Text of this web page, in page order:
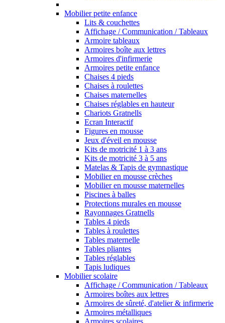
Mobilier petite enfance
Lits & couchettes
Affichage / Communication / Tableaux
Armoire tableaux
Armoires boîte aux lettres
Armoires d'infirmerie
Armoires petite enfance
Chaises 4 pieds
Chaises à roulettes
Chaises maternelles
Chaises réglables en hauteur
Chariots Gratnells
Ecran Interactif
Figures en mousse
Jeux d'éveil en mousse
Kits de motricité 1 à 3 ans
Kits de motricité 3 à 5 ans
Matelas & Tapis de gymnastique
Mobilier en mousse crèches
Mobilier en mousse maternelles
Piscines à balles
Protections murales en mousse
Rayonnages Gratnells
Tables 4 pieds
Tables à roulettes
Tables maternelle
Tables pliantes
Tables réglables
Tapis ludiques
Mobilier scolaire
Affichage / Communication / Tableaux
Armoires boîtes aux lettres
Armoires de sûreté, d'atelier & infirmerie
Armoires métalliques
Armoires scolaires